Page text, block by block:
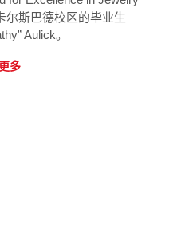
尔斯巴德校区的毕业生
Aulick。
多